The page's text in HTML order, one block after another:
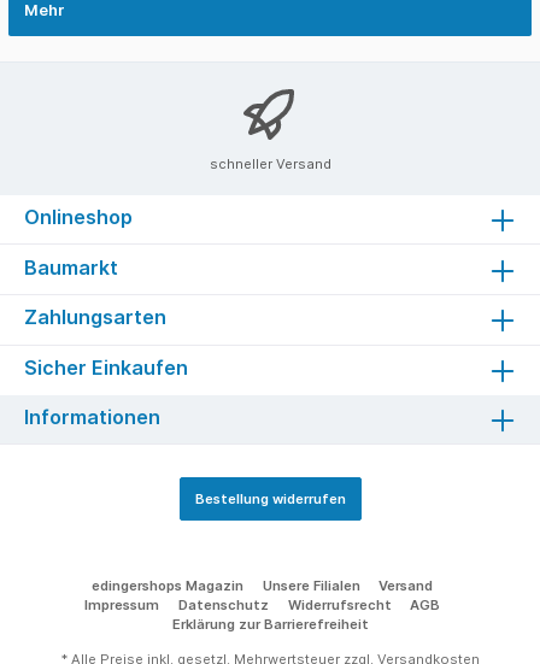
Mehr
schneller Versand
Onlineshop
Baumarkt
Zahlungsarten
Sicher Einkaufen
Informationen
Bestellung widerrufen
edingershops Magazin Unsere Filialen
Versand
Impressum
Datenschutz Widerrufsrecht
AGB
Erklärung zur Barrierefreiheit
* Alle Preise inkl. gesetzl. Mehrwertsteuer zzgl. Versandkosten